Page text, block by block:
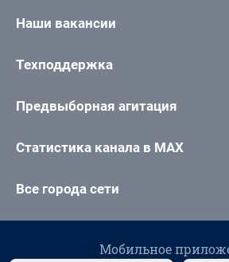
Наши вакансии
Техподдержка
Предвыборная агитация
Статистика канала в MAX
Все города сети
Мобильное